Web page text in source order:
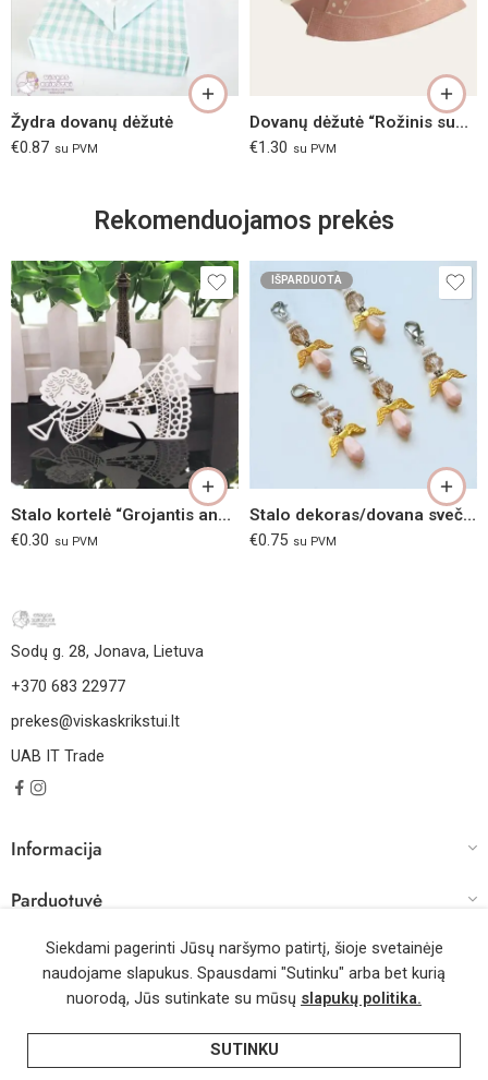
Žydra dovanų dėžutė
€0.87 su PVM
Dovanų dėžutė “Rožinis supamas arkliukas”
€1.30 su PVM
Rekomenduojamos prekės
Stalo kortelė “Grojantis angelas”
€0.30 su PVM
IŠPARDUOTA
Stalo dekoras/dovana svečiams “Kreminis angeliukas”
€0.75 su PVM
Sodų g. 28, Jonava, Lietuva
+370 683 22977
prekes@viskaskrikstui.lt
UAB IT Trade
Informacija
Parduotuvė
Darbo laikas
© 2026 – Visos teisės saugomos | Sprendimas: WebMode.lt
Siekdami pagerinti Jūsų naršymo patirtį, šioje svetainėje
naudojame slapukus. Spausdami "Sutinku" arba bet kurią
nuorodą, Jūs sutinkate su mūsų slapukų politika.
SUTINKU